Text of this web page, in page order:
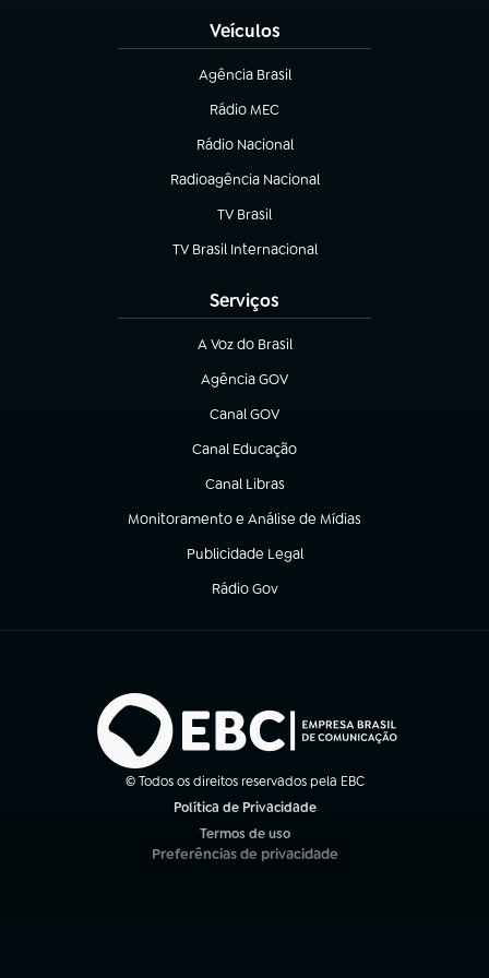
Veículos
Agência Brasil
(abre em nova aba)
Rádio MEC
(abre em nova aba)
Rádio Nacional
Radioagência Nacional
(abre em nova aba)
TV Brasil
(abre em nova aba)
TV Brasil Internacional
(abre em nova aba)
Serviços
A Voz do Brasil
(abre em nova aba)
Agência GOV
(abre em nova aba)
Canal GOV
(abre em nova aba)
Canal Educação
(abre em nova aba)
Canal Libras
(abre em nova aba)
Monitoramento e Análise de Mídias
(abre em nova aba)
Publicidade Legal
(abre em nova aba)
Rádio Gov
(abre em nova aba)
© Todos os direitos reservados pela EBC
Política de Privacidade
Termos de uso
(abre em nova aba)
Preferências de privacidade